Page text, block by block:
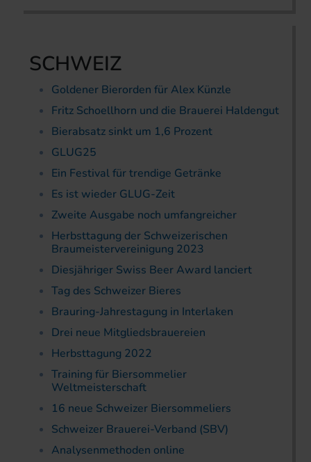
SCHWEIZ
Goldener Bierorden für Alex Künzle
Fritz Schoellhorn und die Brauerei Haldengut
Bierabsatz sinkt um 1,6 Prozent
GLUG25
Ein Festival für trendige Getränke
Es ist wieder GLUG-Zeit
Zweite Ausgabe noch umfangreicher
Herbsttagung der Schweizerischen
Braumeistervereinigung 2023
Diesjähriger Swiss Beer Award lanciert
Tag des Schweizer Bieres
Brauring-Jahrestagung in Interlaken
Drei neue Mitgliedsbrauereien
Herbsttagung 2022
Training für Biersommelier
Weltmeisterschaft
16 neue Schweizer Biersommeliers
Schweizer Brauerei-Verband (SBV)
Analysenmethoden online